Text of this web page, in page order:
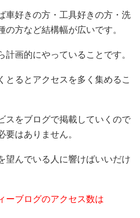
車好きの方・工具好きの方・洗
の方など結構幅が広いです。
計画的にやっていることです。
とるとアクセスを多く集めるこ
スをブログで掲載していくので
要はありません。
望んでいる人に響けばいいだけ
ーブログのアクセス数は